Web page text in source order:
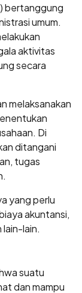
bertanggung
umum.
aktivitas
secara
melaksanakan
Di
ditangani
tugas
yang perlu
akuntansi,
lain-lain.
suatu
dan mampu